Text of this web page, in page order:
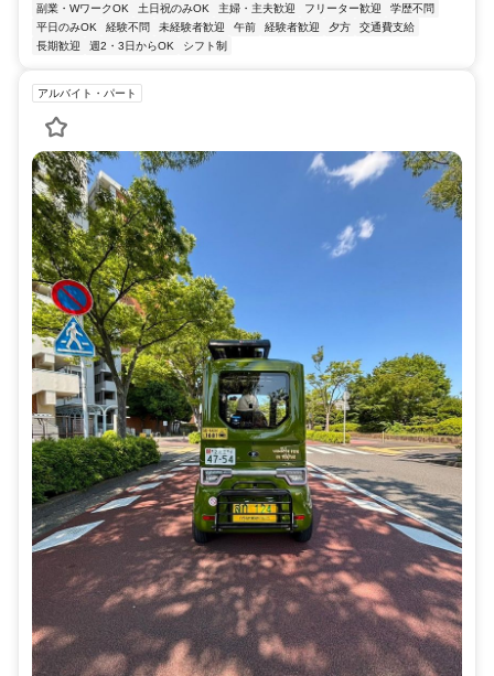
副業・WワークOK
土日祝のみOK 主婦・主夫歓迎 フリーター歓迎
学歴不問
平日のみOK
経験不問 未経験者歓迎 午前 経験者歓迎 夕方
交通費支給
長期歓迎
週2・3日からOK シフト制
アルバイト・パート